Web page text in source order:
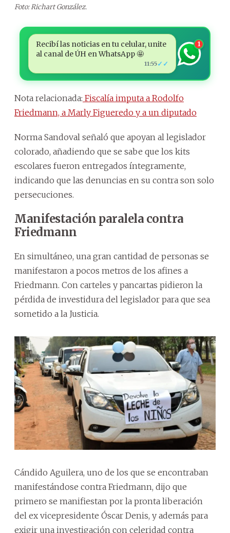
Foto: Richart González.
Recibí las noticias en tu celular, unite
al canal de ÚH en WhatsApp 🤩
11:55✓✓
1
Nota relacionada: Fiscalía imputa a Rodolfo
Friedmann, a Marly Figueredo y a un diputado
Norma Sandoval señaló que apoyan al legislador
colorado, añadiendo que se sabe que los kits
escolares fueron entregados íntegramente,
indicando que las denuncias en su contra son solo
persecuciones.
Manifestación paralela contra
Friedmann
En simultáneo, una gran cantidad de personas se
manifestaron a pocos metros de los afines a
Friedmann. Con carteles y pancartas pidieron la
pérdida de investidura del legislador para que sea
sometido a la Justicia.
Cándido Aguilera, uno de los que se encontraban
manifestándose contra Friedmann, dijo que
primero se manifiestan por la pronta liberación
del ex vicepresidente Óscar Denis, y además para
exigir una investigación con celeridad contra